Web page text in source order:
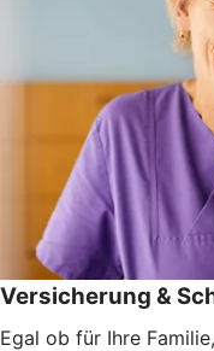
Versicherung &
Egal ob für Ihre